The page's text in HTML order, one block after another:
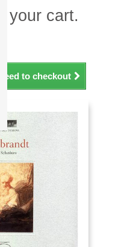
your cart.
to checkout